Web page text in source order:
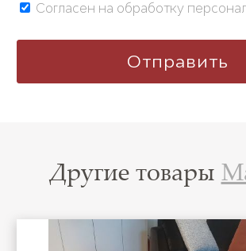
Согласен на обработку
Другие товары